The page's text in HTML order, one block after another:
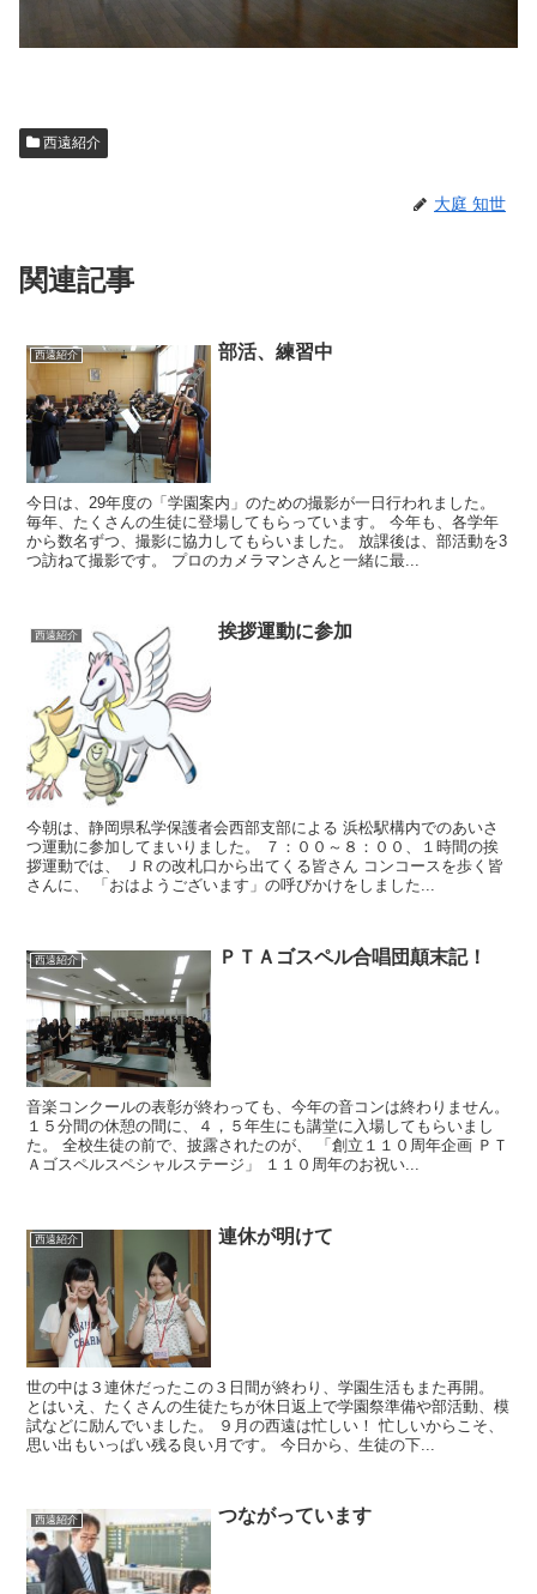
西遠紹介
大庭 知世
関連記事
西遠紹介 部活、練習中
今日は、29年度の「学園案内」のための撮影が一日行われました。
毎年、たくさんの生徒に登場してもらっています。 今年も、各学年
から数名ずつ、撮影に協力してもらいました。 放課後は、部活動を3
つ訪ねて撮影です。 プロのカメラマンさんと一緒に最...
西遠紹介 挨拶運動に参加
今朝は、静岡県私学保護者会西部支部による 浜松駅構内でのあいさ
つ運動に参加してまいりました。 ７：００～８：００、１時間の挨
拶運動では、 ＪＲの改札口から出てくる皆さん コンコースを歩く皆
さんに、 「おはようございます」の呼びかけをしました...
西遠紹介 ＰＴＡゴスペル合唱団顛末記！
音楽コンクールの表彰が終わっても、今年の音コンは終わりません。
１５分間の休憩の間に、４，５年生にも講堂に入場してもらいまし
た。 全校生徒の前で、披露されたのが、 「創立１１０周年企画 ＰＴ
Ａゴスペルスペシャルステージ」 １１０周年のお祝い...
西遠紹介 連休が明けて
世の中は３連休だったこの３日間が終わり、学園生活もまた再開。
とはいえ、たくさんの生徒たちが休日返上で学園祭準備や部活動、模
試などに励んでいました。 ９月の西遠は忙しい！ 忙しいからこそ、
思い出もいっぱい残る良い月です。 今日から、生徒の下...
西遠紹介 つながっています